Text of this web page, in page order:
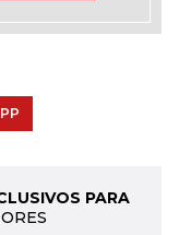
PARA